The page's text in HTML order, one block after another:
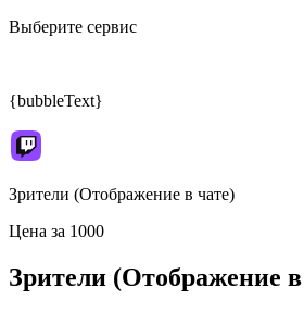
Выберите сервис
{bubbleText}
Зрители (Отображение в чате)
Цена за 1000
Зрители (Отображение в